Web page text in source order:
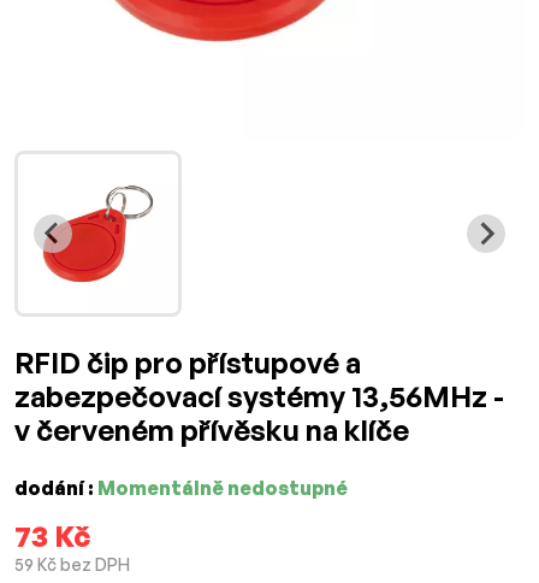
RFID čip pro přístupové a
zabezpečovací systémy 13,56MHz -
v červeném přívěsku na klíče
dodání : Momentálně nedostupné
73 Kč
59 Kč bez DPH